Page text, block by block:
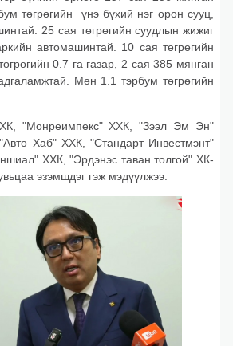
төгрөгийн үнэ бүхий нэг орон сууц,
25 сая төгрөгийн суудлын жижиг
автомашинтай. 10 сая төгрөгийн
0.7 га газар, 2 сая 385 мянган
Мөн 1.1 тэрбум төгрөгийн
"Монреимпекс" ХХК, "Зээл Эм Эн"
Хаб" ХХК, "Стандарт Инвестмэнт"
ХХК, "Эрдэнэс таван толгой" ХК-
эзэмшдэг гэж мэдүүлжээ.